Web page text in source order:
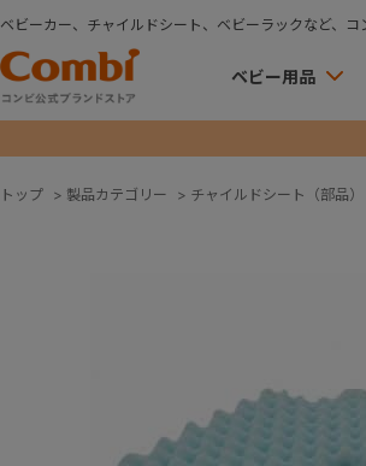
ベビーカー、チャイルドシート、ベビーラックなど、
ベビー用品
トップ > 製品カテゴリー > チャイルドシート（部品）